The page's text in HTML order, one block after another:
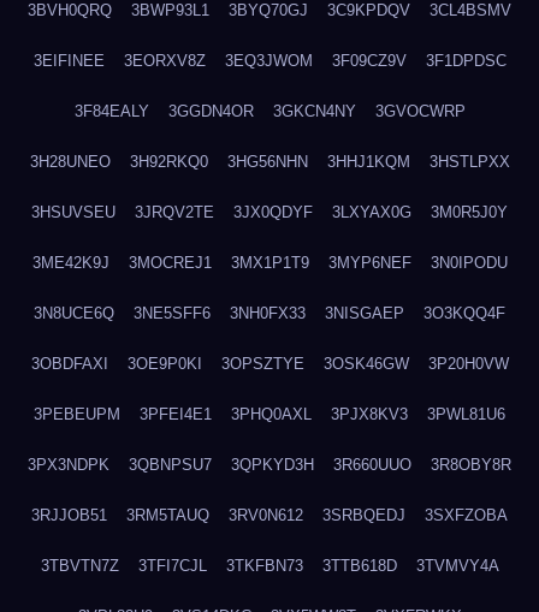
3BVH0QRQ 3BWP93L1 3BYQ70GJ 3C9KPDQV 3CL4BSMV
3EIFINEE 3EORXV8Z 3EQ3JWOM 3F09CZ9V 3F1DPDSC
3F84EALY 3GGDN4OR 3GKCN4NY 3GVOCWRP
3H28UNEO 3H92RKQ0 3HG56NHN 3HHJ1KQM 3HSTLPXX
3HSUVSEU 3JRQV2TE 3JX0QDYF 3LXYAX0G 3M0R5J0Y
3ME42K9J 3MOCREJ1 3MX1P1T9 3MYP6NEF 3N0IPODU
3N8UCE6Q 3NE5SFF6 3NH0FX33 3NISGAEP 3O3KQQ4F
3OBDFAXI 3OE9P0KI 3OPSZTYE 3OSK46GW 3P20H0VW
3PEBEUPM 3PFEI4E1 3PHQ0AXL 3PJX8KV3 3PWL81U6
3PX3NDPK 3QBNPSU7 3QPKYD3H 3R660UUO 3R8OBY8R
3RJJOB51 3RM5TAUQ 3RV0N612 3SRBQEDJ 3SXFZOBA
3TBVTN7Z 3TFI7CJL 3TKFBN73 3TTB618D 3TVMVY4A